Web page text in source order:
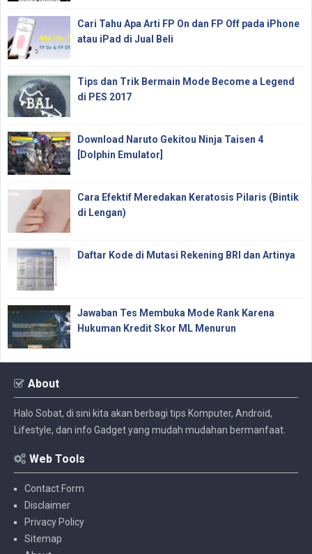
Cari Tahu Apa Arti FP On dan FP Off pada iPhone
atau iPad di Jual Beli
Tips dan Trik Bermain Mode Become a Legend
di PES 2017
Download Naruto Gekitou Ninja Taisen 4
[Dolphin Emulator]
Cara Efektif Meredakan Keratosis Pilaris (Bintik
di Lengan)
Daftar Kode di Mutasi Rekening BRI dan Artinya
Jawaban Tes Membuka Mode Rank Karena
Hukuman Kredit Skor ML Menurun
About
Halo Sobat, di sini kita akan berbagi tips Komputer, Android,
Lifestyle, dan info Gadget yang mudah mudahan bermanfaat.
Web Tools
Contact Form
Disclaimer
Privacy Policy
Sitemap